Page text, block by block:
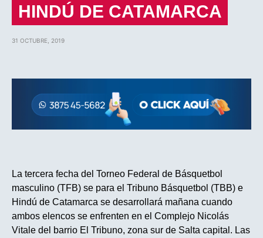
HINDÚ DE CATAMARCA
31 OCTUBRE, 2019
La tercera fecha del Torneo Federal de Básquetbol
masculino (TFB) se para el Tribuno Básquetbol (TBB) e
Hindú de Catamarca se desarrollará mañana cuando
ambos elencos se enfrenten en el Complejo Nicolás
Vitale del barrio El Tribuno, zona sur de Salta capital. Las